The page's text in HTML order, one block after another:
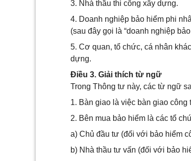
3. Nhà thầu thi công xây dựng.
4. Doanh nghiệp bảo hiểm phi
(sau đây gọi là “doanh nghiệp
5. Cơ quan, tổ chức, cá nhân
dựng.
Điều 3. Giải thích từ ngữ
Trong Thông tư này, các từ ngữ
1. Bàn giao là việc bàn giao
2. Bên mua bảo hiểm là các tổ
a) Chủ đầu tư (đối với bảo hiểm
b) Nhà thầu tư vấn (đối với bảo